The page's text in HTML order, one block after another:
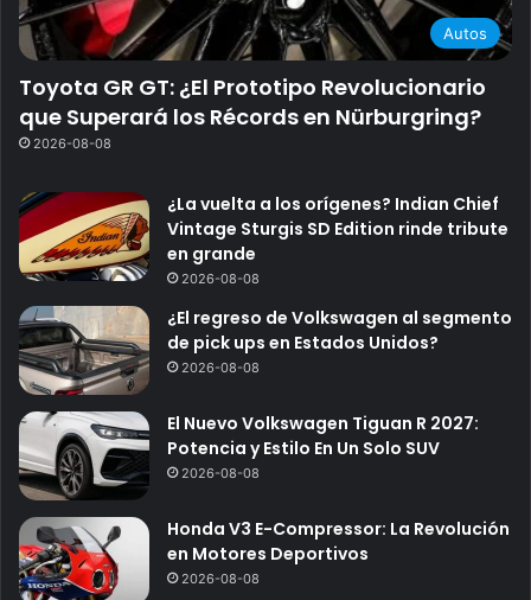
Autos
Toyota GR GT: ¿El Prototipo Revolucionario
que Superará los Récords en Nürburgring?
2026-08-08
¿La vuelta a los orígenes? Indian Chief
Vintage Sturgis SD Edition rinde tribute
en grande
2026-08-08
¿El regreso de Volkswagen al segmento
de pick ups en Estados Unidos?
2026-08-08
El Nuevo Volkswagen Tiguan R 2027:
Potencia y Estilo En Un Solo SUV
2026-08-08
Honda V3 E-Compressor: La Revolución
en Motores Deportivos
2026-08-08